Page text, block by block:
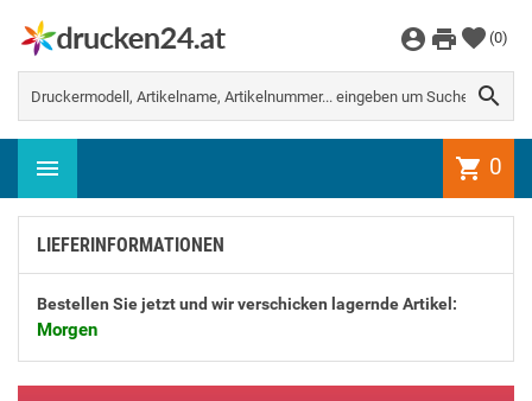

(0)
shopping_cart 0
WEITER EINKAUFEN
Es gibt keine Artikel mehr in Ihrem
Warenkorb
LIEFERINFORMATIONEN
Bestellen Sie jetzt und wir verschicken lagernde Artikel:
Morgen